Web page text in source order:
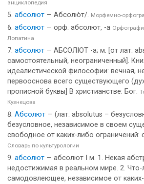
энциклопедия
абсолют — Абсолю́т/. Морфемно-
абсолют — орф. абсолют, -а
Лопатина
абсолют — АБСОЛЮТ -а; м. [от лат.
самостоятельный, неограниченный].
идеалистической философии: вечная,
первооснова всего существующего
прописной буквы] В христианстве: Бог.
Кузнецова
Абсолют — (лат. absolutus –
безусловное, независимое в своем
свободное от каких-либо ограничений:
Словарь по культурологии
абсолют — абсолют I м. 1. Некая
недостижимая в реальном мире. 2. Что-
самодовлеющее, независимое от